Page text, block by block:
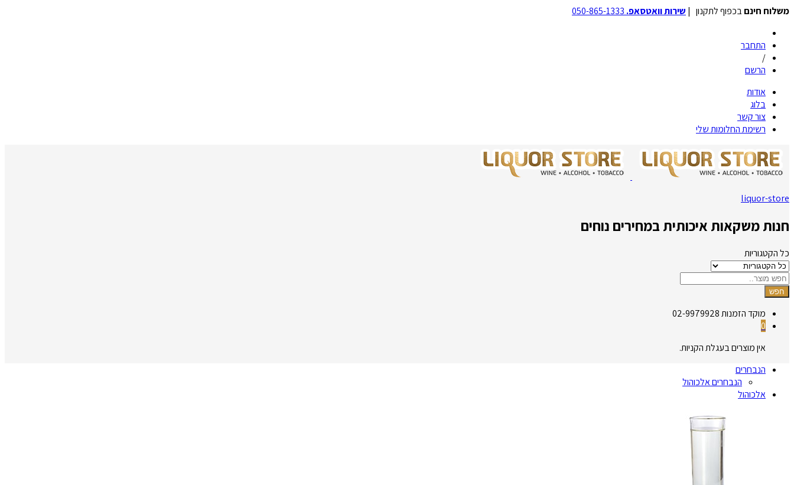
משלוח חינםבכפוף לתקנון | שירות וואטסאפ.
התחבר
/
הרשם
אודות
בלוג
צור קשר
רשימת החלומות שלי
liquor-store
חנות משקאות איכותית במחירים נוחים
כל הקטגוריות
חפש
מוקד הזמנות02-9979928
0
אין מוצרים בעגלת הקניות.
הנבחרים
הנבחרים אלכוהול
אלכוהול